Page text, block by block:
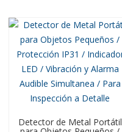
Detector de Metal Portátil